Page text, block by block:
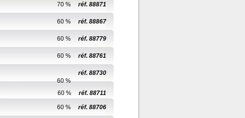
réf. 88871
70 %
réf. 88867
60 %
réf. 88779
60 %
réf. 88761
60 %
réf. 88730
60 %
réf. 88711
60 %
réf. 88706
60 %